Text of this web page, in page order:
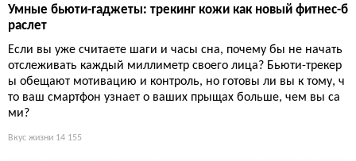
Умные бьюти-гаджеты: трекинг кожи как новый фитнес-б
раслет
Если вы уже считаете шаги и часы сна, почему бы не начать
отслеживать каждый миллиметр своего лица? Бьюти-трекер
ы обещают мотивацию и контроль, но готовы ли вы к тому, ч
то ваш смартфон узнает о ваших прыщах больше, чем вы са
ми?
Вкус жизни 14 155